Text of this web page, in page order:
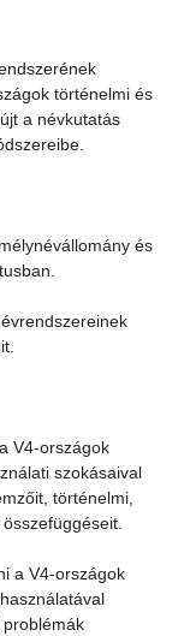
történelmi és
a névkutatás
és
V4-országok
szokásaival
történelmi,
a V4-országok